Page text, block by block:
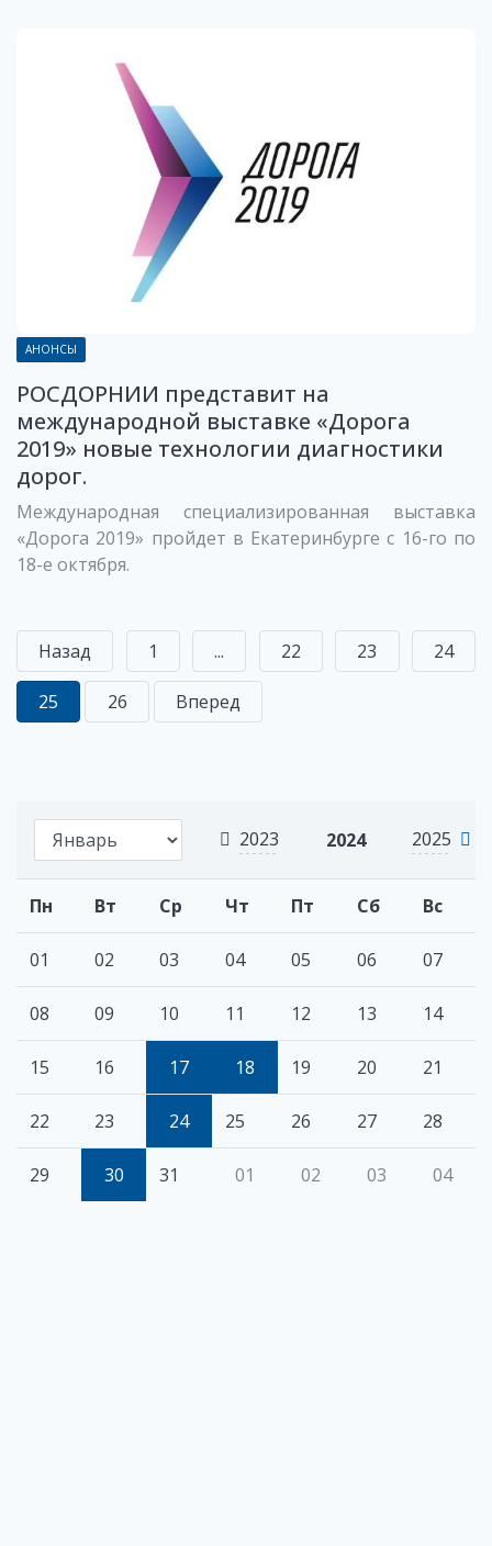
2023 2024 2025
Пн Вт Ср Чт Пт Сб Вс
01 02 03 04 05 06 07
08 09 10 11 12 13 14
15 16 17 18 19 20 21
22 23 24 25 26 27 28
29 30 31 01 02 03 04
АНОНСЫ
РОСДОРНИИ представит на
международной выставке «Дорога
2019» новые технологии диагностики
дорог.
Международная специализированная выставка
«Дорога 2019» пройдет в Екатеринбурге с 16-го по
18-е октября.
Назад 1 ... 22 23 24
25 26 Вперед